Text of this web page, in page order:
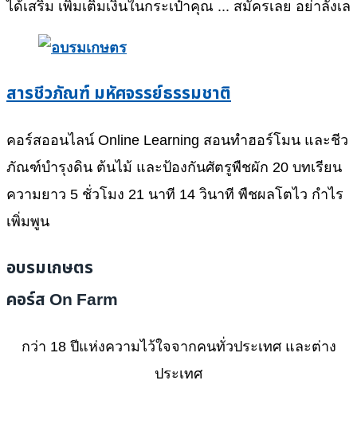
ได้เสริม เพิ่มเติมเงินในกระเป๋าคุณ ... สมัครเลย อย่าลังเล
สารชีวภัณฑ์ มหัศจรรย์ธรรมชาติ
คอร์สออนไลน์ Online Learning สอนทำฮอร์โมน และชีว
ภัณฑ์บำรุงดิน ต้นไม้ และป้องกันศัตรูพืชผัก 20 บทเรียน
ความยาว 5 ชั่วโมง 21 นาที 14 วินาที พืชผลโตไว กำไร
เพิ่มพูน
อบรมเกษตร
คอร์ส On Farm
กว่า 18 ปีแห่งความไว้ใจจากคนทั่วประเทศ และต่าง
ประเทศ